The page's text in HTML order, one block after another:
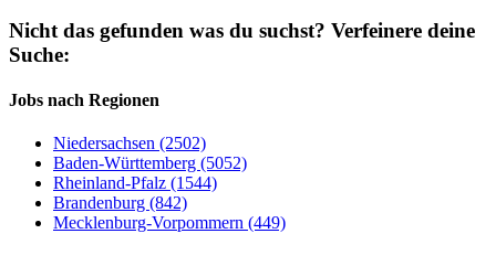
Nicht das gefunden was du suchst? Verfeinere deine
Suche:
Jobs nach Regionen
Niedersachsen (2502)
Baden-Württemberg (5052)
Rheinland-Pfalz (1544)
Brandenburg (842)
Mecklenburg-Vorpommern (449)